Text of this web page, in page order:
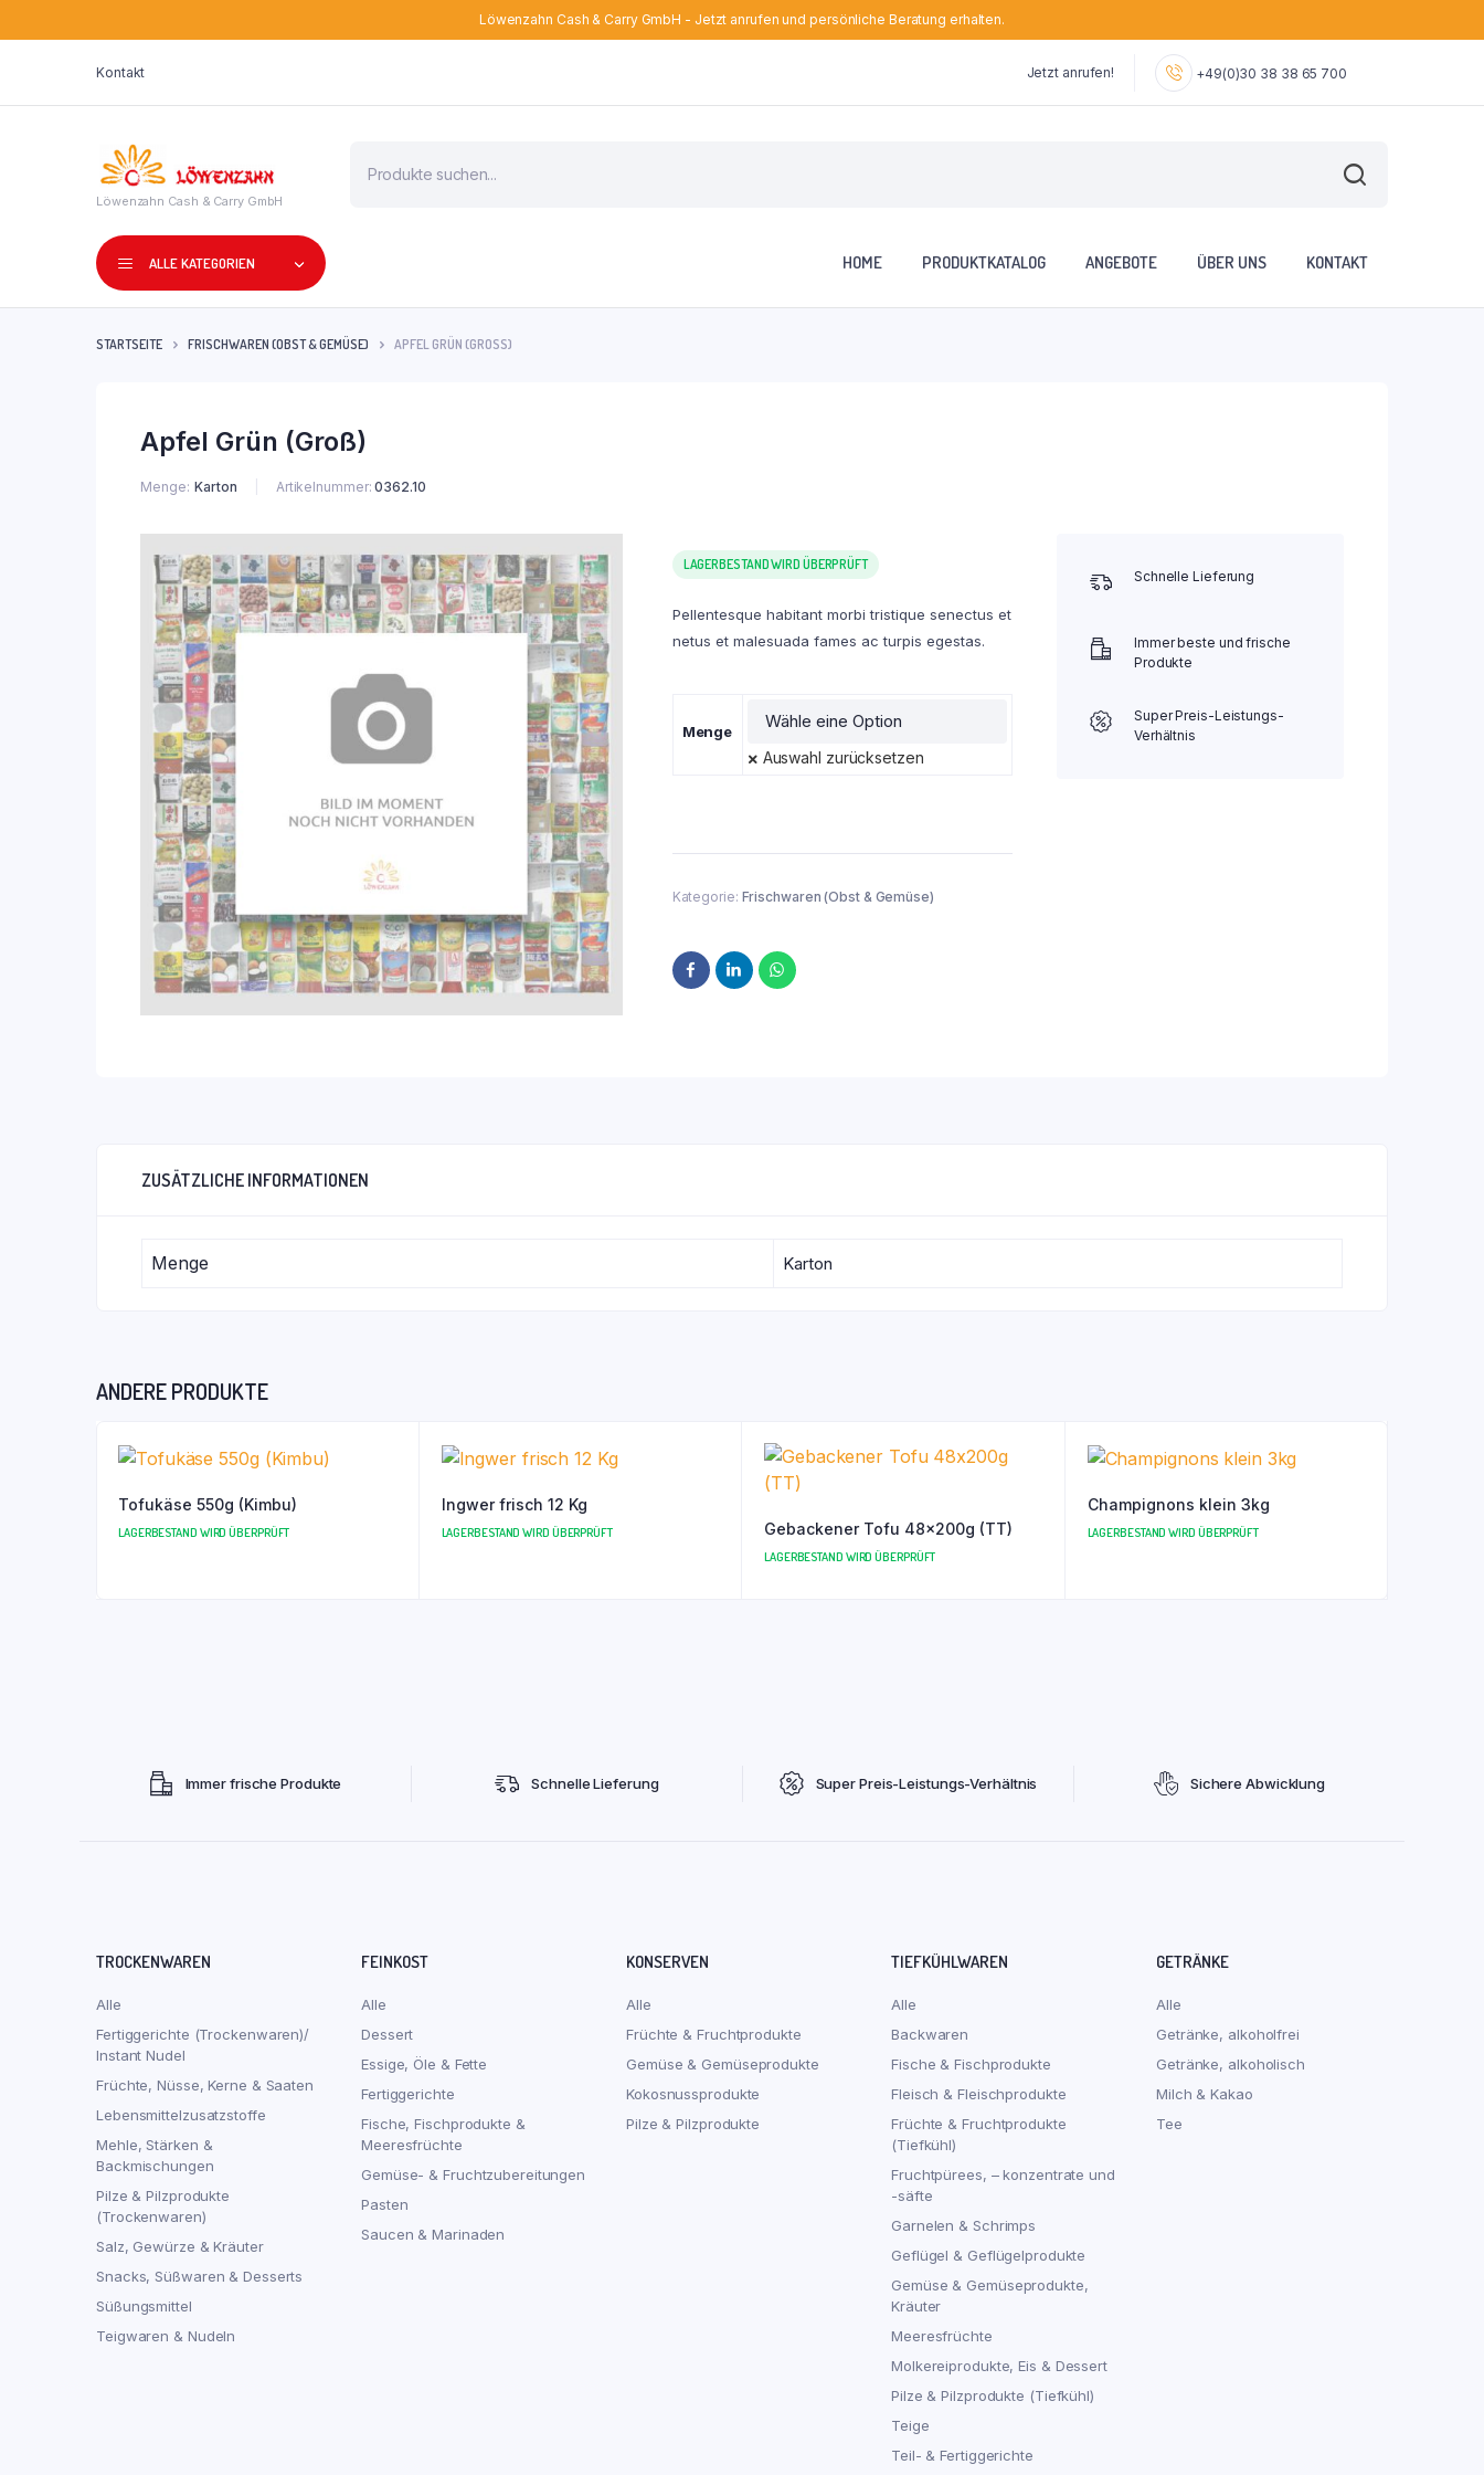
Löwenzahn Cash & Carry GmbH - Jetzt anrufen und persönliche Beratung erhalten.
Kontakt Jetzt anrufen! +49(0)30 38 38 65 700
Löwenzahn Cash & Carry GmbH
search
ALLE KATEGORIEN HOME PRODUKTKATALOG ANGEBOTE ÜBER UNS KONTAKT
STARTSEITE FRISCHWAREN (OBST & GEMÜSE) APFEL GRÜN (GROSS)
Apfel Grün (Groß)
Menge Karton Artikelnummer: 0362.10
LAGERBESTAND WIRD ÜBERPRÜFT
Pellentesque habitant morbi tristique senectus et
netus et malesuada fames ac turpis egestas.
Menge
Auswahl zurücksetzen
Kategorie: Frischwaren (Obst & Gemüse)
Schnelle Lieferung
Immer beste und frische
Produkte
Super Preis-Leistungs-
Verhältnis
ZUSÄTZLICHE INFORMATIONEN
Menge Karton
ANDERE PRODUKTE
Tofukäse 550g (Kimbu)
LAGERBESTAND WIRD ÜBERPRÜFT
Ingwer frisch 12 Kg
LAGERBESTAND WIRD ÜBERPRÜFT Gebackener Tofu 48x200g (TT)
LAGERBESTAND WIRD ÜBERPRÜFT
Champignons klein 3kg
LAGERBESTAND WIRD ÜBERPRÜFT
Immer frische Produkte Schnelle Lieferung Super Preis-Leistungs-Verhältnis Sichere Abwicklung
TROCKENWAREN
Alle
Fertiggerichte (Trockenwaren)/
Instant Nudel
Früchte, Nüsse, Kerne & Saaten
Lebensmittelzusatzstoffe
Mehle, Stärken &
Backmischungen
Pilze & Pilzprodukte
(Trockenwaren)
Salz, Gewürze & Kräuter
Snacks, Süßwaren & Desserts
Süßungsmittel
Teigwaren & Nudeln
FEINKOST
Alle
Dessert
Essige, Öle & Fette
Fertiggerichte
Fische, Fischprodukte &
Meeresfrüchte
Gemüse- & Fruchtzubereitungen
Pasten
Saucen & Marinaden
KONSERVEN
Alle
Früchte & Fruchtprodukte
Gemüse & Gemüseprodukte
Kokosnussprodukte
Pilze & Pilzprodukte
TIEFKÜHLWAREN
Alle
Backwaren
Fische & Fischprodukte
Fleisch & Fleischprodukte
Früchte & Fruchtprodukte
(Tiefkühl)
Fruchtpürees, – konzentrate und
-säfte
Garnelen & Schrimps
Geflügel & Geflügelprodukte
Gemüse & Gemüseprodukte,
Kräuter
Meeresfrüchte
Molkereiprodukte, Eis & Dessert
Pilze & Pilzprodukte (Tiefkühl)
Teige
Teil- & Fertiggerichte
GETRÄNKE
Alle
Getränke, alkoholfrei
Getränke, alkoholisch
Milch & Kakao
Tee